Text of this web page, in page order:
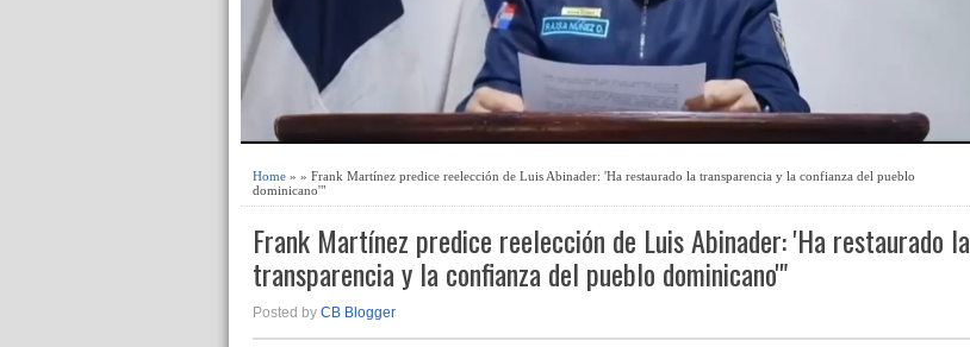
Home » » Frank Martínez predice reelección de Luis Abinader: 'Ha restaurado la transparencia y la confianza del pueblo
dominicano'"
Frank Martínez predice reelección de Luis Abinader: 'Ha restaurado la
transparencia y la confianza del pueblo dominicano'"
Posted by CB Blogger